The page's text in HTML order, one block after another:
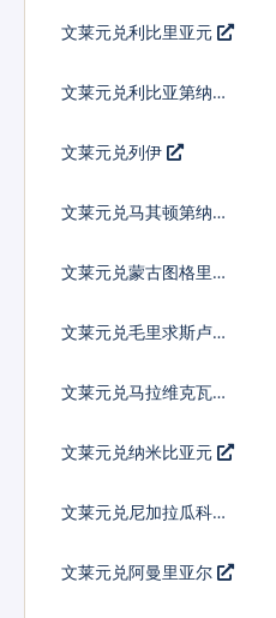
文莱元兑利比里亚元
文莱元兑利比亚第纳尔
文莱元兑列伊
文莱元兑马其顿第纳尔
文莱元兑蒙古图格里克
文莱元兑毛里求斯卢比
文莱元兑马拉维克瓦查
文莱元兑纳米比亚元
文莱元兑尼加拉瓜科多
文莱元兑阿曼里亚尔